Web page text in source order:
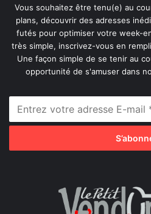
Vous souhaitez être tenu(e) au
plans, découvrir des adresses
futés pour optimiser votre week-
très simple, inscrivez-vous en
Une façon simple de se tenir au
opportunité de s'amuser dans